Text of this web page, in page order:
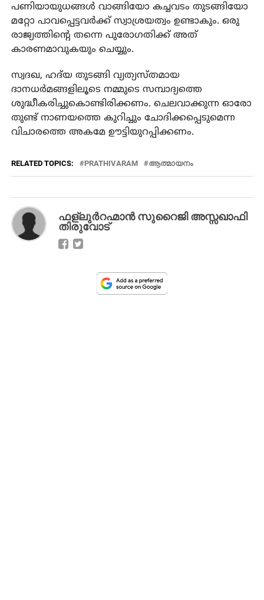
പണിയായുധങ്ങള്‍ വാങ്ങിയോ കച്ചവടം തുടങ്ങിയോ
മറ്റോ പാവപ്പെട്ടവർക്ക് സ്വാശ്രയത്വം ഉണ്ടാകും. ഒരു
രാജ്യത്തിന്റെ തന്നെ പുരോഗതിക്ക് അത്
കാരണമാവുകയും ചെയ്യും.
സ്വദഖ, ഹദ്‌യ തുടങ്ങി വ്യത്യസ്തമായ
ദാനധർമങ്ങളിലൂടെ നമ്മുടെ സമ്പാദ്യത്തെ
ശുദ്ധീകരിച്ചുകൊണ്ടിരിക്കണം. ചെലവാക്കുന്ന ഓരോ
തുണ്ട് നാണയത്തെ കുറിച്ചും ചോദിക്കപ്പെടുമെന്ന
വിചാരത്തെ അകമേ ഊട്ടിയുറപ്പിക്കണം.
RELATED TOPICS: PRATHIVARAM ആത്മായനം
ഫള്ലുർറഹ്മാൻ സുറൈജി അസ്സഖാഫി
തിരുവോട്